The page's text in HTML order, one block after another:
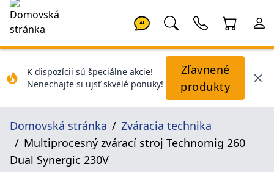
AI
K dispozícii sú špeciálne akcie!
Nenechajte si ujsť skvelé ponuky!
Zľavnené
produkty
Domovská stránka
Zváracia technika
Multiprocesný zvárací stroj Technomig 260
Dual Synergic 230V